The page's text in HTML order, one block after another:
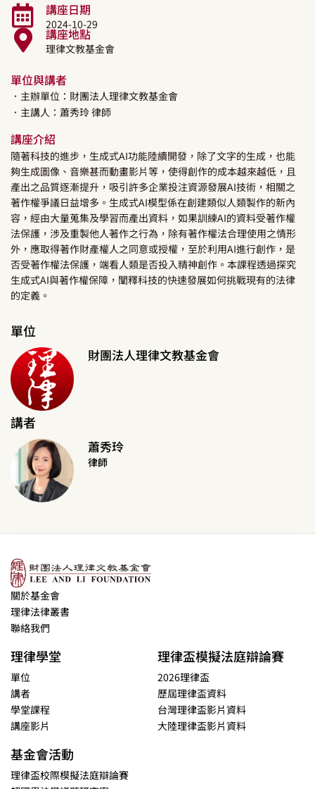
講座日期
2024-10-29
講座地點
理律文教基金會
單位與講者
．主辦單位：財團法人理律文教基金會
．主講人： 蕭秀玲律師
講座介紹
隨著科技的進步，生成式AI功能陸續開發，除了文字的生成，也能
夠生成圖像、音樂甚而動畫影片等，使得創作的成本越來越低，且
產出之品質逐漸提升，吸引許多企業投注資源發展AI技術，相關之
著作權爭議日益增多。生成式AI模型係在創建類似人類製作的新內
容，經由大量蒐集及學習而產出資料，如果訓練AI的資料受著作權
法保護，涉及重製他人著作之行為，除有著作權法合理使用之情形
外，應取得著作財產權人之同意或授權，至於利用AI進行創作，是
否受著作權法保護，端看人類是否投入精神創作。本課程透過探究
生成式AI與著作權保障，闡釋科技的快速發展如何挑戰現有的法律
的定義。
單位
財團法人理律文教基金會
講者
蕭秀玲
律師
關於基金會
理律法律叢書
聯絡我們
理律學堂
單位
講者
學堂課程
講座影片
理律盃模擬法庭辯論賽
2026理律盃
歷屆理律盃資料
台灣理律盃影片資料
大陸理律盃影片資料
基金會活動
理律盃校際模擬法庭辯論賽